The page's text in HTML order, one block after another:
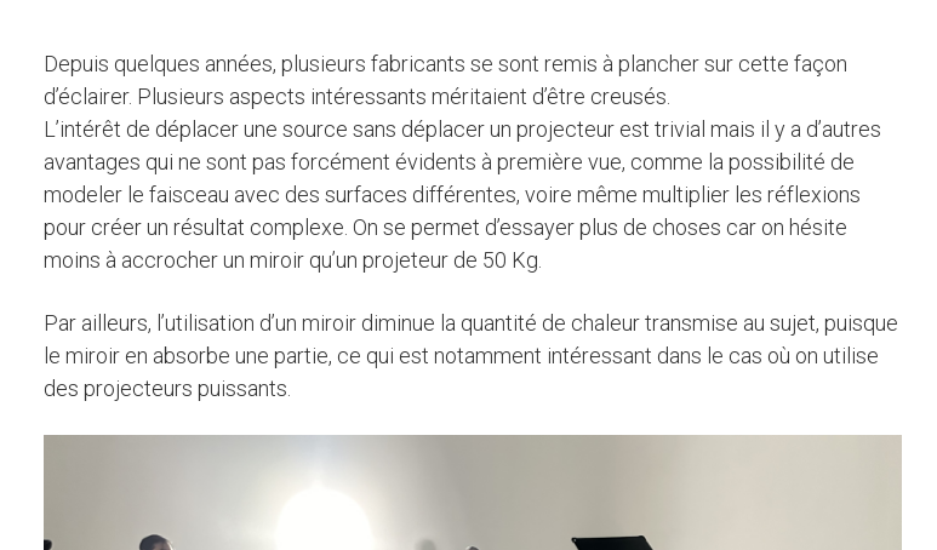
Depuis quelques années, plusieurs fabricants se sont remis à plancher sur cette façon
d’éclairer. Plusieurs aspects intéressants méritaient d’être creusés.
L’intérêt de déplacer une source sans déplacer un projecteur est trivial mais il y a d’autres
avantages qui ne sont pas forcément évidents à première vue, comme la possibilité de
modeler le faisceau avec des surfaces différentes, voire même multiplier les réflexions
pour créer un résultat complexe. On se permet d’essayer plus de choses car on hésite
moins à accrocher un miroir qu’un projeteur de 50 Kg.
Par ailleurs, l’utilisation d’un miroir diminue la quantité de chaleur transmise au sujet, puisque
le miroir en absorbe une partie, ce qui est notamment intéressant dans le cas où on utilise
des projecteurs puissants.